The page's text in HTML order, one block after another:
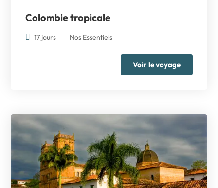
Colombie tropicale
17 jours Nos Essentiels
Voir le voyage